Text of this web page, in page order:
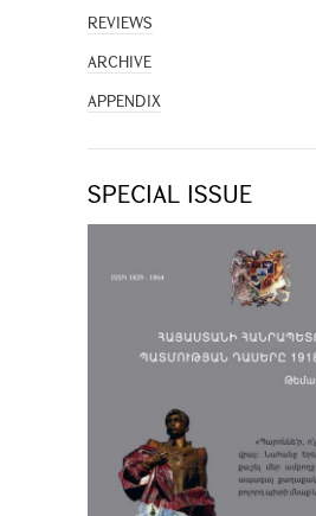
REVIEWS
ARCHIVE
APPENDIX
SPECIAL ISSUE